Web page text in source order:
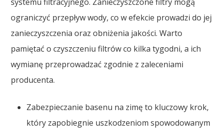
ograniczyć przepływ wody, co w efekcie prowadzi do jej
zanieczyszczenia oraz obniżenia jakości. Warto
pamiętać o czyszczeniu filtrów co kilka tygodni, a ich
wymianę przeprowadzać zgodnie z zaleceniami
producenta.
Zabezpieczanie basenu na zimę to kluczowy krok,
który zapobiegnie uszkodzeniom spowodowanym